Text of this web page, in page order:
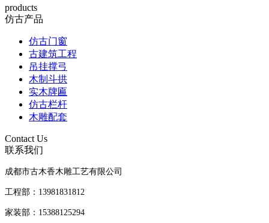
products
仿古产品
仿古门窗
古建筑工程
吊挂撑弓
木制斗拱
实木牌匾
仿古栏杆
木雕配套
Contact Us
联系我们
成都市古木香木雕工艺有限公司
工程部：13981831812
家装部：15388125294